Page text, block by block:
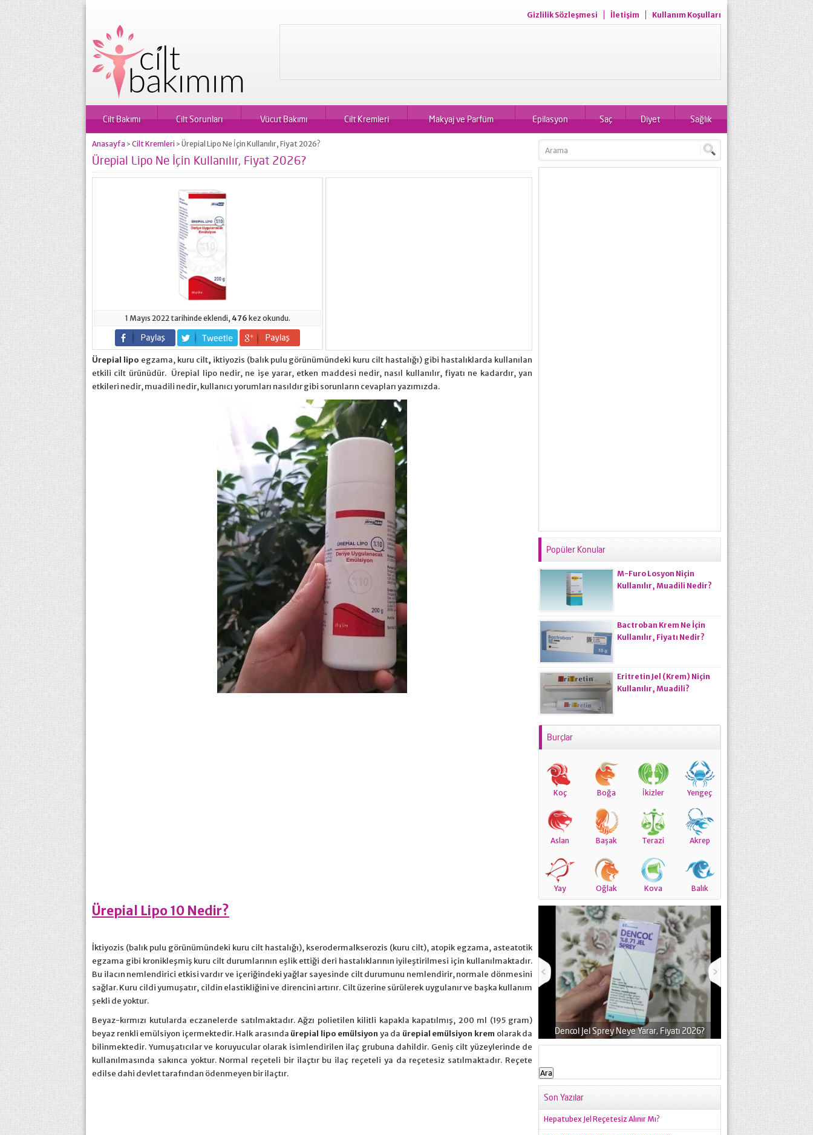
Gizlilik Sözleşmesi İletişim Kullanım Koşulları
Cilt Bakımı Cilt Sorunları Vücut Bakımı Cilt Kremleri Makyaj ve Parfüm Epilasyon Saç Diyet Sağlık
Anasayfa > Cilt Kremleri > Ürepial Lipo Ne İçin Kullanılır, Fiyat 2026?
Ürepial Lipo Ne İçin Kullanılır, Fiyat 2026?
1 Mayıs 2022 tarihinde eklendi, 476 kez okundu.
Ürepial lipo egzama, kuru cilt, iktiyozis (balık pulu görünümündeki kuru cilt hastalığı) gibi hastalıklarda kullanılan
etkili cilt ürünüdür. Ürepial lipo nedir, ne işe yarar, etken maddesi nedir, nasıl kullanılır, fiyatı ne kadardır, yan
etkileri nedir, muadili nedir, kullanıcı yorumları nasıldır gibi sorunların cevapları yazımızda.
Ürepial Lipo 10 Nedir?
İktiyozis (balık pulu görünümündeki kuru cilt hastalığı), kserodermalkserozis (kuru cilt), atopik egzama, asteatotik
egzama gibi kronikleşmiş kuru cilt durumlarının eşlik ettiği deri hastalıklarının iyileştirilmesi için kullanılmaktadır.
Bu ilacın nemlendirici etkisi vardır ve içeriğindeki yağlar sayesinde cilt durumunu nemlendirir, normale dönmesini
sağlar. Kuru cildi yumuşatır, cildin elastikliğini ve direncini artırır. Cilt üzerine sürülerek uygulanır ve başka kullanım
şekli de yoktur.
Beyaz-kırmızı kutularda eczanelerde satılmaktadır. Ağzı polietilen kilitli kapakla kapatılmış, 200 ml (195 gram)
beyaz renkli emülsiyon içermektedir. Halk arasında ürepial lipo emülsiyon ya da ürepial emülsiyon krem olarak da
bilinmektedir. Yumuşatıcılar ve koruyucular olarak isimlendirilen ilaç grubuna dahildir. Geniş cilt yüzeylerinde de
kullanılmasında sakınca yoktur. Normal reçeteli bir ilaçtır bu ilaç reçeteli ya da reçetesiz satılmaktadır. Reçete
edilse dahi devlet tarafından ödenmeyen bir ilaçtır.
Popüler Konular
M-Furo Losyon Niçin
Kullanılır, Muadili Nedir?
Bactroban Krem Ne İçin
Kullanılır, Fiyatı Nedir?
Eritretin Jel (Krem) Niçin
Kullanılır, Muadili?
Burçlar
Koç Boğa İkizler Yengeç
Aslan Başak Terazi Akrep
Yay Oğlak Kova Balık
Nizoral Krem Neye Yarar, Fiyatı Nedir? Dencol Jel Sprey Neye Yarar, Fiyatı 2026? Genel
Arama:
Son Yazılar
Hepatubex Jel Reçetesiz Alınır Mı?